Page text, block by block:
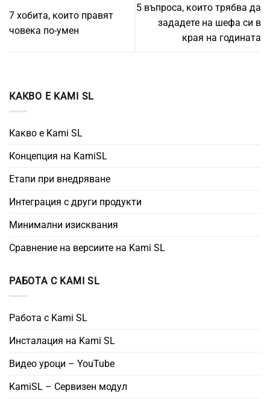
7 хобита, които правят
човека по-умен
5 въпроса, които трябва да
зададете на шефа си в
края на годината
КАКВО Е KAMI SL
Какво е Kami SL
Концепция на KamiSL
Етапи при внедряване
Интеграция с други продукти
Минимални изисквания
Сравнение на версиите на Kami SL
РАБОТА С KAMI SL
Работа с Kami SL
Инсталация на Kami SL
Видео уроци – YouTube
KamiSL – Сервизен модул